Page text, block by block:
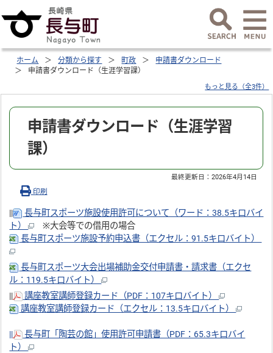
ホーム 分類から探す 町政
申請書ダウンロード
申請書ダウンロード（生涯学習課）
もっと見る（全3件）
申請書ダウンロード（生涯学習
課）
最終更新日：2026年4月14日
印刷
||
長与町スポーツ施設使用許可について（ワード：38.5キロバイ
ト）
※大会等での借用の場合
長与町スポーツ施設予約申込書（エクセル：91.5キロバイト）
長与町スポーツ大会出場補助金交付申請書・請求書（エクセ
ル：119.5キロバイト）
||
講座教室講師登録カード（PDF：107キロバイト）
講座教室講師登録カード（エクセル：13.5キロバイト）
||
長与町「陶芸の館」使用許可申請書（PDF：65.3キロバイ
ト）